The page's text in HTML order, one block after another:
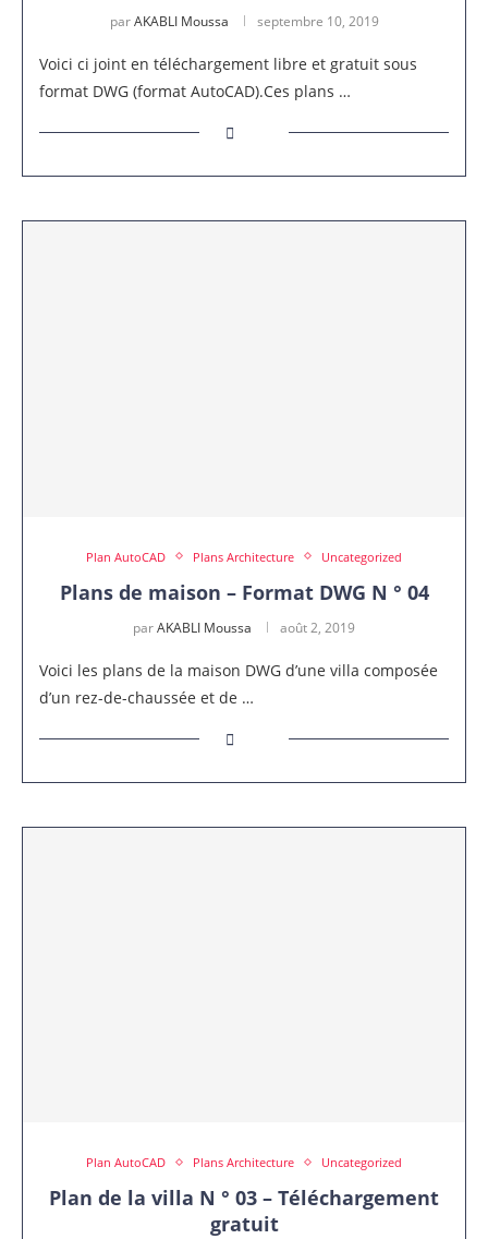
parAKABLI Moussa septembre 10, 2019
Voici ci joint en téléchargement libre et gratuit sous
format DWG (format AutoCAD).Ces plans …
Plan AutoCAD Plans Architecture Uncategorized
Plans de maison – Format DWG N ° 04
parAKABLI Moussa août 2, 2019
Voici les plans de la maison DWG d’une villa composée
d’un rez-de-chaussée et de …
Plan AutoCAD Plans Architecture Uncategorized
Plan de la villa N ° 03 – Téléchargement
gratuit